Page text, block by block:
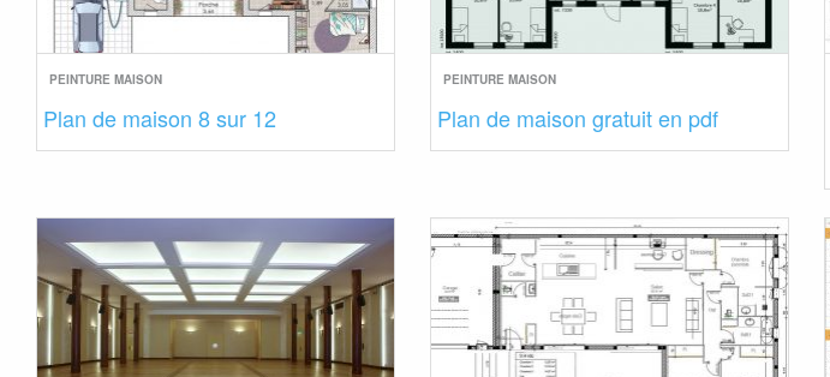
PEINTURE MAISON
Plan de maison 8 sur 12
PEINTURE MAISON
Plan de maison gratuit en pdf